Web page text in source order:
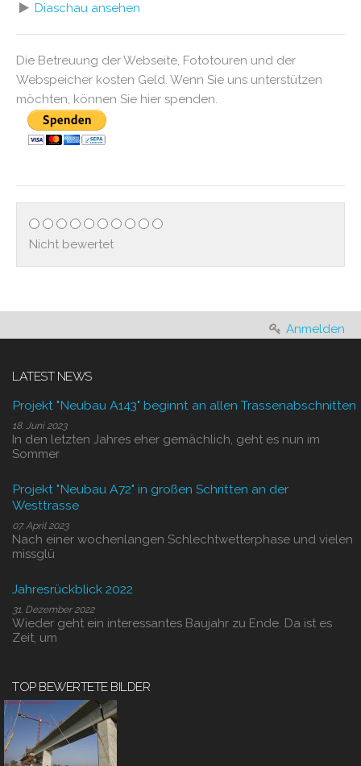
Diaschau ansehen
Die Betreuung der Webseite, Fototouren und der
Webspeicher kosten Geld. Wenn Sie uns unterstützen
möchten, können Sie hier spenden.
Nicht bewertet
Anmelden
LATEST NEWS
Projekt "Neubau A143" beginnt an allen Trassenabschnitten
18. Juni 2023
In den letzten Jahres eher gemächlich, geht es nun im
Sommer
Projekt "Neubau A72" in großen Schritten an der
Westtrasse
07. April 2023
Nach einer wochenlangen Schlechtwetterphase und vielen
missglü
Jahresrückblick 2022
31. Dezember 2022
Wieder geht ein interessantes Baujahr zu Ende. Da ist es
Zeit, um
TOP BEWERTETE BILDER